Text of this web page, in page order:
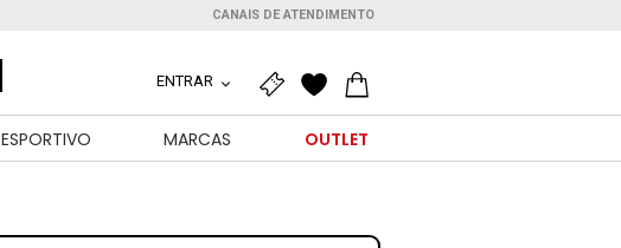
CANAIS DE ATENDIMENTO
ENTRAR
ESPORTIVO MARCAS OUTLET